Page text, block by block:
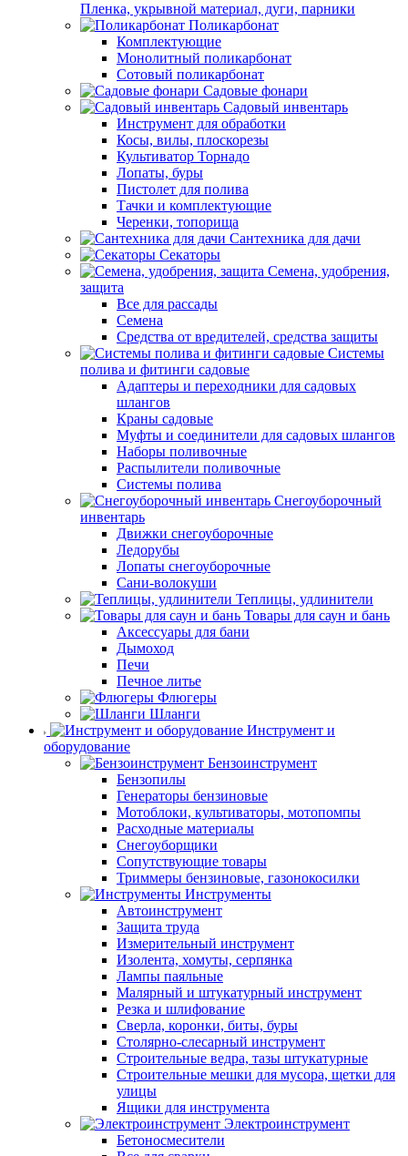
Пленка, укрывной материал, дуги, парники
Поликарбонат
Комплектующие
Монолитный поликарбонат
Сотовый поликарбонат
Садовые фонари
Садовый инвентарь
Инструмент для обработки
Косы, вилы, плоскорезы
Культиватор Торнадо
Лопаты, буры
Пистолет для полива
Тачки и комплектующие
Черенки, топорища
Сантехника для дачи
Секаторы
Семена, удобрения,
защита
Все для рассады
Семена
Средства от вредителей, средства защиты
Системы
полива и фитинги садовые
Адаптеры и переходники для садовых
шлангов
Краны садовые
Муфты и соединители для садовых шлангов
Наборы поливочные
Распылители поливочные
Системы полива
Снегоуборочный
инвентарь
Движки снегоуборочные
Ледорубы
Лопаты снегоуборочные
Сани-волокуши
Теплицы, удлинители
Товары для саун и бань
Аксессуары для бани
Дымоход
Печи
Печное литье
Флюгеры
Шланги
Инструмент и
оборудование
Бензоинструмент
Бензопилы
Генераторы бензиновые
Мотоблоки, культиваторы, мотопомпы
Расходные материалы
Снегоуборщики
Сопутствующие товары
Триммеры бензиновые, газонокосилки
Инструменты
Автоинструмент
Защита труда
Измерительный инструмент
Изолента, хомуты, серпянка
Лампы паяльные
Малярный и штукатурный инструмент
Резка и шлифование
Сверла, коронки, биты, буры
Столярно-слесарный инструмент
Строительные ведра, тазы штукатурные
Строительные мешки для мусора, щетки для
улицы
Ящики для инструмента
Электроинструмент
Бетоносмесители